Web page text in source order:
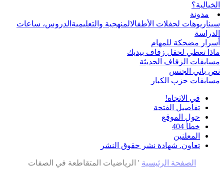
الخيالية؟
مدونة
سيناريوهات لحفلات الأطفالالمنهجية والتعليمية الدروس، ساعات
الدراسة
أسرار مضحكة للمهام
ماذا تعطي لحفل زفاف بيديك
مسابقات الزفاف الحديثة
نص باتي الجنس
مسابقات حزب الكبار
في الاتجاه!
تفاصيل الفتحة
حول الموقع
خطأ 404
المعلنين
تعاون. شهادة نشر حقوق النشر
الصفحة الرئيسية ' الرياضيات المتقاطعة في الصفات